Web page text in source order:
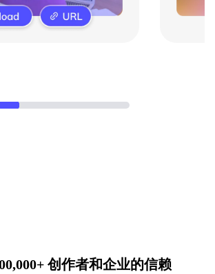
创作者和企业的信赖